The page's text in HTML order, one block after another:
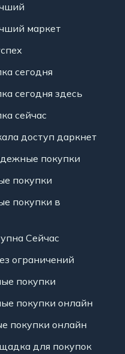
маркет
сегодня
сегодня здесь
сейчас
доступ даркнет
покупки
покупки
покупки в
Сейчас
ограничений
покупки
покупки онлайн
покупки онлайн
для покупок